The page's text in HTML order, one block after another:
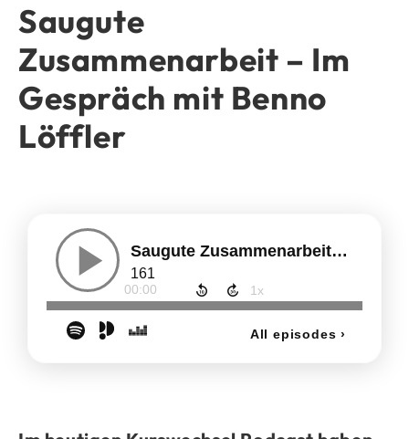
Saugute
Zusammenarbeit – Im
Gespräch mit Benno
Löffler